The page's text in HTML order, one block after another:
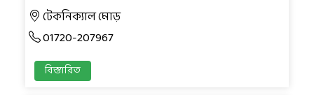
টেকনিক্যাল মোড়
01720-207967
বিস্তারিত